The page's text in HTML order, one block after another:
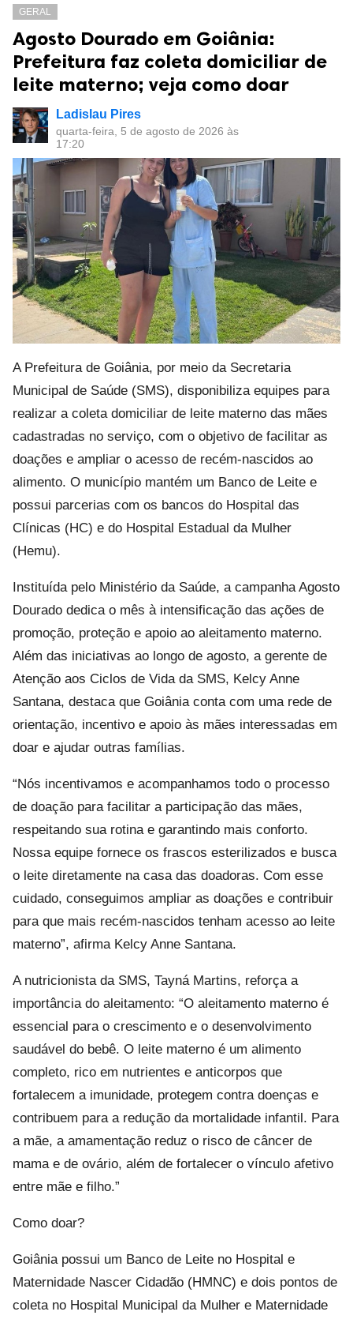
GERAL
Agosto Dourado em Goiânia:
Prefeitura faz coleta domiciliar de
leite materno; veja como doar
Ladislau Pires
quarta-feira, 5 de agosto de 2026 às
17:20
A Prefeitura de Goiânia, por meio da Secretaria
Municipal de Saúde (SMS), disponibiliza equipes para
realizar a coleta domiciliar de leite materno das mães
cadastradas no serviço, com o objetivo de facilitar as
doações e ampliar o acesso de recém-nascidos ao
alimento. O município mantém um Banco de Leite e
possui parcerias com os bancos do Hospital das
Clínicas (HC) e do Hospital Estadual da Mulher
(Hemu).
Instituída pelo Ministério da Saúde, a campanha Agosto
Dourado dedica o mês à intensificação das ações de
promoção, proteção e apoio ao aleitamento materno.
Além das iniciativas ao longo de agosto, a gerente de
Atenção aos Ciclos de Vida da SMS, Kelcy Anne
Santana, destaca que Goiânia conta com uma rede de
orientação, incentivo e apoio às mães interessadas em
doar e ajudar outras famílias.
“Nós incentivamos e acompanhamos todo o processo
de doação para facilitar a participação das mães,
respeitando sua rotina e garantindo mais conforto.
Nossa equipe fornece os frascos esterilizados e busca
o leite diretamente na casa das doadoras. Com esse
cuidado, conseguimos ampliar as doações e contribuir
para que mais recém-nascidos tenham acesso ao leite
materno”, afirma Kelcy Anne Santana.
A nutricionista da SMS, Tayná Martins, reforça a
importância do aleitamento: “O aleitamento materno é
essencial para o crescimento e o desenvolvimento
saudável do bebê. O leite materno é um alimento
completo, rico em nutrientes e anticorpos que
fortalecem a imunidade, protegem contra doenças e
contribuem para a redução da mortalidade infantil. Para
a mãe, a amamentação reduz o risco de câncer de
mama e de ovário, além de fortalecer o vínculo afetivo
entre mãe e filho.”
Como doar?
Goiânia possui um Banco de Leite no Hospital e
Maternidade Nascer Cidadão (HMNC) e dois pontos de
coleta no Hospital Municipal da Mulher e Maternidade